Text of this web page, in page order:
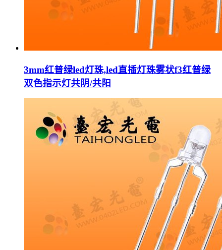
3mm红普绿led灯珠,led直插灯珠雾状f3红普绿
双色指示灯共阴/共阳